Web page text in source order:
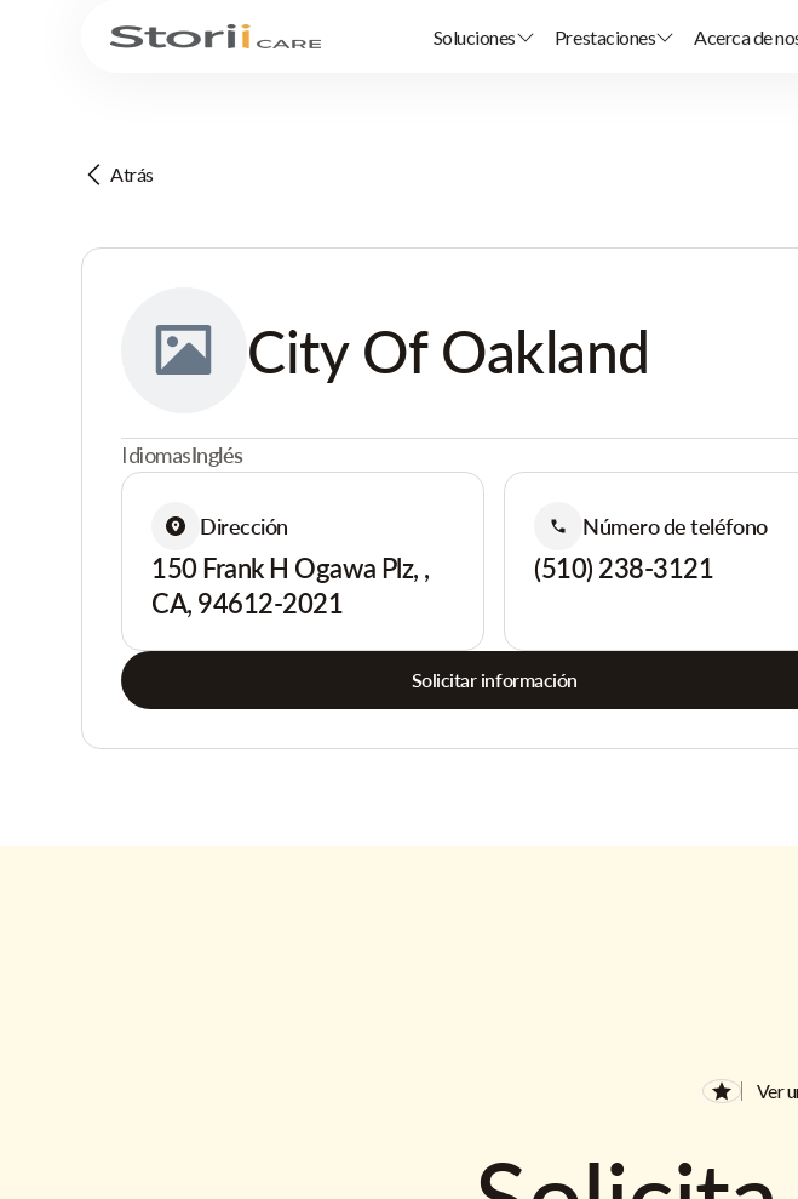
Soluciones Prestaciones Acerca de
Atrás
City Of Oakland
IdiomasInglés
Dirección
150 Frank H Ogawa Plz, ,
CA, 94612-2021
Número de teléfono
(510) 238-3121
Solicitar información
Ver